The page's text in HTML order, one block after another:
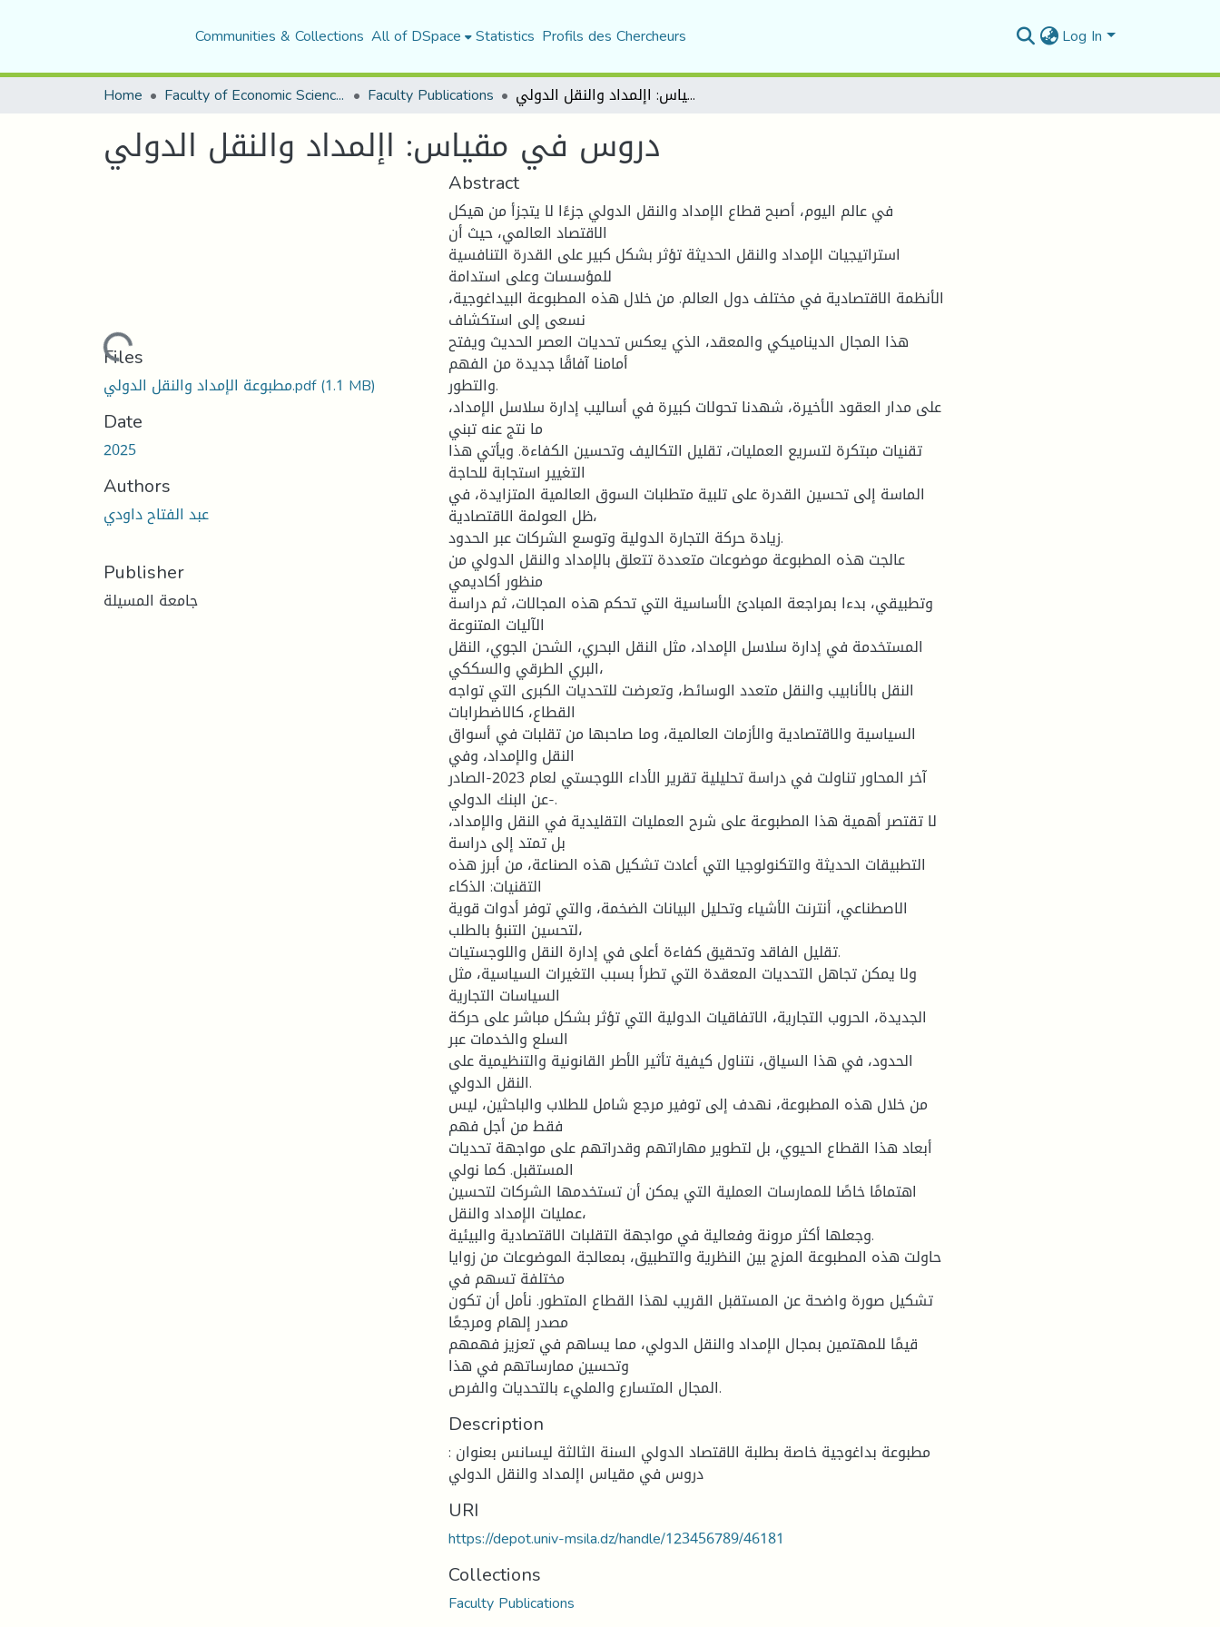
Communities & Collections All of DSpace Statistics Profils des Chercheurs Log In
Home Faculty of Economic Sciences, Commerce and Management Sciences Faculty Publications دروس في مقياس: اإلمداد والنقل الدولي
دروس في مقياس: اإلمداد والنقل الدولي
Loading...
Files
مطبوعة الإمداد والنقل الدولي.pdf(1.1 MB)
Date
2025
Authors
عبد الفتاح داودي
Publisher
جامعة المسيلة
Abstract
في عالم اليوم، أصبح قطاع الإمداد والنقل الدولي جزءًا لا يتجزأ من هيكل
الاقتصاد العالمي، حيث أن
استراتيجيات الإمداد والنقل الحديثة تؤثر بشكل كبير على القدرة التنافسية
للمؤسسات وعلى استدامة
الأنظمة الاقتصادية في مختلف دول العالم. من خلال هذه المطبوعة البيداغوجية،
نسعى إلى استكشاف
هذا المجال الديناميكي والمعقد، الذي يعكس تحديات العصر الحديث ويفتح
أمامنا آفاقًا جديدة من الفهم
والتطور.
على مدار العقود الأخيرة، شهدنا تحولات كبيرة في أساليب إدارة سلاسل الإمداد،
ما نتج عنه تبني
تقنيات مبتكرة لتسريع العمليات، تقليل التكاليف وتحسين الكفاءة. ويأتي هذا
التغيير استجابة للحاجة
الماسة إلى تحسين القدرة على تلبية متطلبات السوق العالمية المتزايدة، في
ظل العولمة الاقتصادية،
زيادة حركة التجارة الدولية وتوسع الشركات عبر الحدود.
عالجت هذه المطبوعة موضوعات متعددة تتعلق بالإمداد والنقل الدولي من
منظور أكاديمي
وتطبيقي، بدءا بمراجعة المبادئ الأساسية التي تحكم هذه المجالات، ثم دراسة
الآليات المتنوعة
المستخدمة في إدارة سلاسل الإمداد، مثل النقل البحري، الشحن الجوي، النقل
البري الطرقي والسككي،
النقل بالأنابيب والنقل متعدد الوسائط، وتعرضت للتحديات الكبرى التي تواجه
القطاع، كالاضطرابات
السياسية والاقتصادية والأزمات العالمية، وما صاحبها من تقلبات في أسواق
النقل والإمداد، وفي
آخر المحاور تناولت في دراسة تحليلية تقرير الأداء اللوجستي لعام 2023-الصادر
عن البنك الدولي-.
لا تقتصر أهمية هذا المطبوعة على شرح العمليات التقليدية في النقل والإمداد،
بل تمتد إلى دراسة
التطبيقات الحديثة والتكنولوجيا التي أعادت تشكيل هذه الصناعة، من أبرز هذه
التقنيات: الذكاء
الاصطناعي، أنترنت الأشياء وتحليل البيانات الضخمة، والتي توفر أدوات قوية
لتحسين التنبؤ بالطلب،
تقليل الفاقد وتحقيق كفاءة أعلى في إدارة النقل واللوجستيات.
ولا يمكن تجاهل التحديات المعقدة التي تطرأ بسبب التغيرات السياسية، مثل
السياسات التجارية
الجديدة، الحروب التجارية، الاتفاقيات الدولية التي تؤثر بشكل مباشر على حركة
السلع والخدمات عبر
الحدود، في هذا السياق، نتناول كيفية تأثير الأطر القانونية والتنظيمية على
النقل الدولي.
من خلال هذه المطبوعة، نهدف إلى توفير مرجع شامل للطلاب والباحثين، ليس
فقط من أجل فهم
أبعاد هذا القطاع الحيوي، بل لتطوير مهاراتهم وقدراتهم على مواجهة تحديات
المستقبل. كما نولي
اهتمامًا خاصًا للممارسات العملية التي يمكن أن تستخدمها الشركات لتحسين
عمليات الإمداد والنقل،
وجعلها أكثر مرونة وفعالية في مواجهة التقلبات الاقتصادية والبيئية.
حاولت هذه المطبوعة المزج بين النظرية والتطبيق، بمعالجة الموضوعات من زوايا
مختلفة تسهم في
تشكيل صورة واضحة عن المستقبل القريب لهذا القطاع المتطور. نأمل أن تكون
مصدر إلهام ومرجعًا
قيمًا للمهتمين بمجال الإمداد والنقل الدولي، مما يساهم في تعزيز فهمهم
وتحسين ممارساتهم في هذا
المجال المتسارع والمليء بالتحديات والفرص.
Description
مطبوعة بداغوجية خاصة بطلبة الاقتصاد الدولي السنة الثالثة ليسانس بعنوان :
دروس في مقياس اإلمداد والنقل الدولي
URI
https://depot.univ-msila.dz/handle/123456789/46181
Collections
Faculty Publications